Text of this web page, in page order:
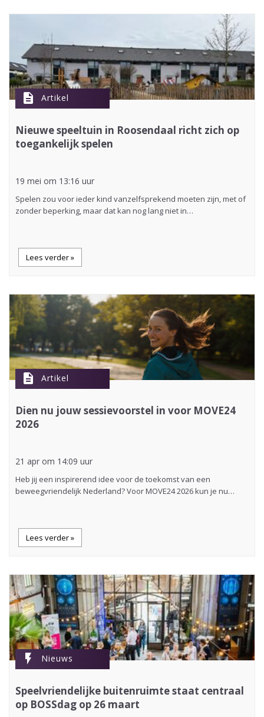
description Artikel
Nieuwe speeltuin in Roosendaal richt zich op
toegankelijk spelen
19 mei om 13:16 uur
Spelen zou voor ieder kind vanzelfsprekend moeten zijn, met of
zonder beperking, maar dat kan nog lang niet in…
Lees verder »
description Artikel
Dien nu jouw sessievoorstel in voor MOVE24
2026
21 apr om 14:09 uur
Heb jij een inspirerend idee voor de toekomst van een
beweegvriendelijk Nederland? Voor MOVE24 2026 kun je nu…
Lees verder »
flash_on Nieuws
Speelvriendelijke buitenruimte staat centraal
op BOSSdag op 26 maart